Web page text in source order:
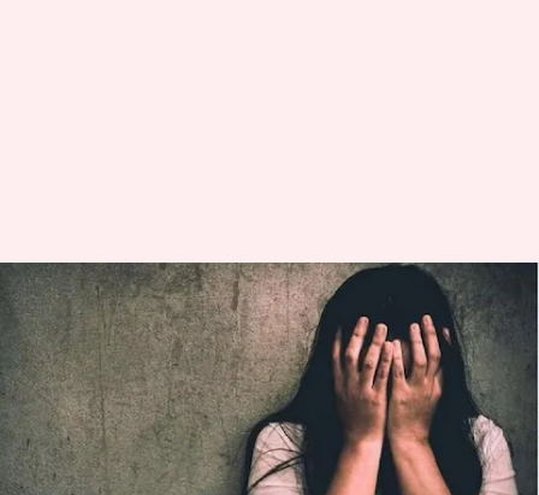
Tamilnadu: రథోత్సవంలో
పాల్గొనేందుకు వెళ్లిన మైనర్ బాలికపై
సామూహిక అత్యాచారం.. ఏడుగురు
నిందితులు అరెస్ట్
వ్రాసిన వారు Sirish Praharaju Mar 13, 2024 09:09 am